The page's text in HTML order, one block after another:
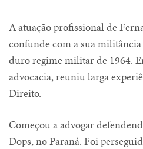
A atuação profissional de
confunde com a sua
duro regime militar de 1964.
advocacia, reuniu larga
Direito.
Começou a advogar
Dops, no Paraná. Foi